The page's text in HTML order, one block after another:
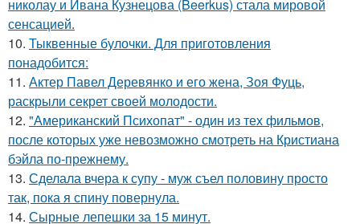
николау и Ивана Кузнецова (Beerkus) стала мировой
сенсацией.
10. Тыквенные булочки. Для приготовления
понадобится:
11. Актер Павел Деревянко и его жена, Зоя Фуць,
раскрыли секрет своей молодости.
12. "Американский Психопат" - один из тех фильмов,
после которых уже невозможно смотреть на Кристиана
бэйла по-прежнему.
13. Сделала вчера к супу - муж съел половину просто
так, пока я спину повернула.
14. Сырные лепешки за 15 минут.